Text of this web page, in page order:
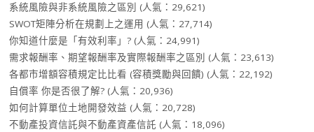
系統風險與非系統風險之區別 (人氣：29,621)
SWOT矩陣分析在規劃上之運用 (人氣：27,714)
你知道什麼是「有效利率」? (人氣：24,991)
需求報酬率、期望報酬率及實際報酬率之區別 (人氣：23,613)
各都市增額容積規定比比看 (容積獎勵與回饋) (人氣：22,192)
自償率 你是否很了解? (人氣：20,936)
如何計算單位土地開發效益 (人氣：20,728)
不動產投資信託與不動產資產信託 (人氣：18,096)